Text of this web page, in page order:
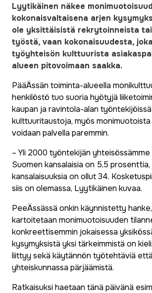
Lyytikäinen näkee
kokonaisvaltaisena arjen
ole yksittäisistä rekrytoinneista
työstä, vaan kokonaisuudesta,
työyhteisön kulttuurista
alueen pitovoimaan saakka.
PääÄssän toiminta-alueella
henkilöstö tuo suoria hyötyjä
kaupan ja ravintola-alan
kulttuuritaustoja, myös monimuotoista
voidaan palvella paremmin.
– Yli 2000 työntekijän yhteisössämme
Suomen kansalaisia on 5,5
kansalaisuuksia on ollut 34.
siis on olemassa, Lyytikäinen kuvaa.
PeeÄssässä onkin käynnistetty
kartoitetaan monimuotoisuuden
konkreettisemmin jokaisessa
kysymyksistä yksi tärkeimmistä on
liittyy sekä käytännön työtehtäviä
yhteiskunnassa pärjäämistä.
Ratkaisuksi haetaan tänä päivänä